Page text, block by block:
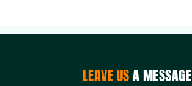
LEAVE USA MESSAGE